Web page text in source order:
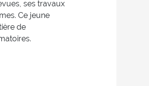
ses travaux
Ce jeune
de